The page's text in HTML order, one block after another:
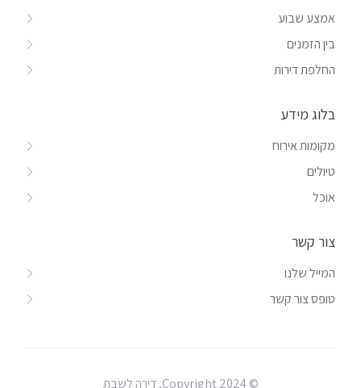
אמצע שבוע
בין הזמנים
החלפת דירות
בלוג מידע
מקומות אירוח
טיולים
אוכל
צור קשר
המייל שלנו
טופס צור קשר
© Copyright 2024, דירה לשבת